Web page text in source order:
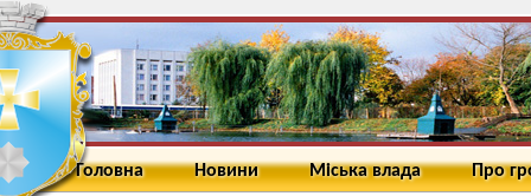
Головна Новини Міська влада Про